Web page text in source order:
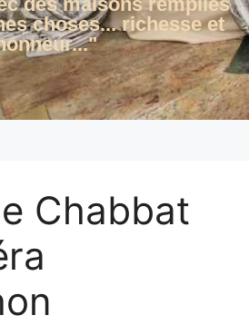
choses... richesse et
Chabbat